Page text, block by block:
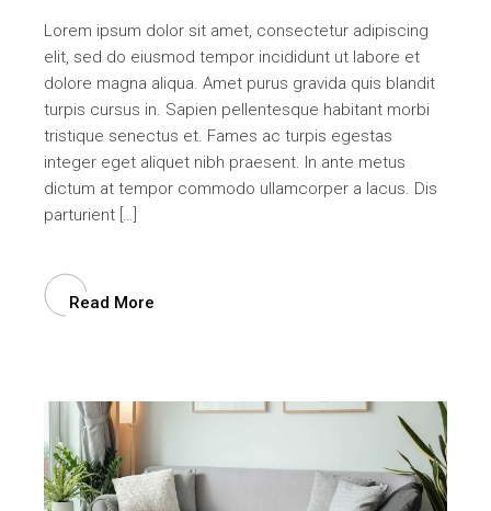
Lorem ipsum dolor sit amet, consectetur adipiscing
elit, sed do eiusmod tempor incididunt ut labore et
dolore magna aliqua. Amet purus gravida quis blandit
turpis cursus in. Sapien pellentesque habitant morbi
tristique senectus et. Fames ac turpis egestas
integer eget aliquet nibh praesent. In ante metus
dictum at tempor commodo ullamcorper a lacus. Dis
parturient […]
Read More